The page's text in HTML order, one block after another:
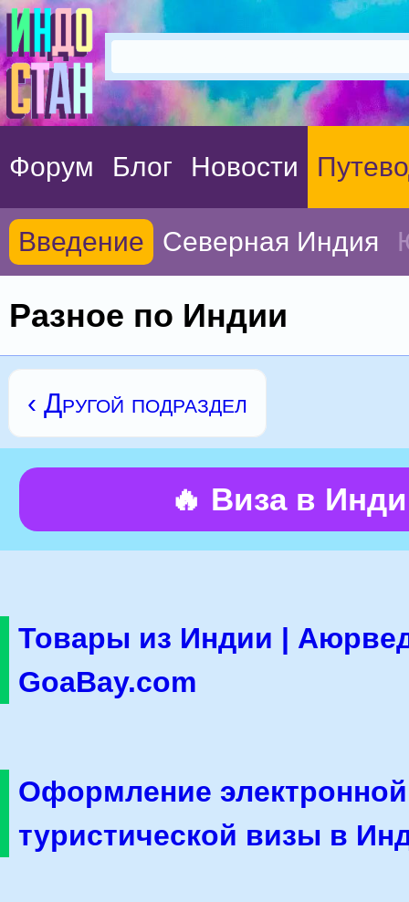
Форум Блог Новости
Введение Северная Индия
Разное по Индии
‹ Другой подраздел
🔥 Виза в
Товары из Индии |
GoaBay.com
Оформление электронной
туристической визы в